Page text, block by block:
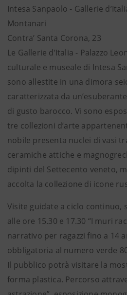
Intesa Sanpaolo - Gallerie
Montanari
Contra’ Santa Corona, 23
Le Gallerie d’Italia - Palazzo
culturale e museale di Intesa
sono allestite in una dimora
caratterizzata da
di gusto barocco. Vi sono
tre collezioni d’arte
nobile presenta nuclei di vasi
ceramiche attiche e
dipinti del Settecento veneto,
accolta la collezione di icone
Visite guidate a ciclo continuo,
alle ore 15.30 e 17.30 “I muri
narrativo per ragazzi fino a 14
obbligatoria al numero verde
Il pubblico potrà visitare la
forma plastica. Percorso